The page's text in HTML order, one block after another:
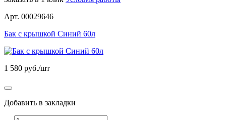
Арт. 00029646
Бак с крышкой Синий 60л
1 580 руб./шт
Добавить в закладки